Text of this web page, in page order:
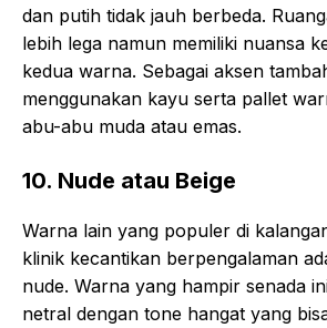
dan putih tidak jauh berbeda.
lebih lega namun memiliki nuansa
kedua warna. Sebagai aksen
menggunakan kayu serta pallet
abu-abu muda atau emas.
10. Nude atau Beige
Warna lain yang populer di
klinik kecantikan berpengalaman
nude. Warna yang hampir senada
netral dengan tone hangat yang